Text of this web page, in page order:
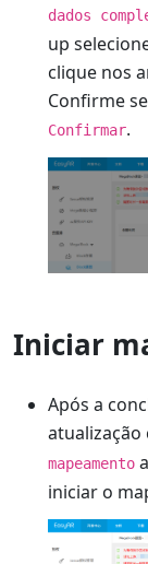
dados
up
clique nos
Confirme
Confirmar.
Iniciar
Após a
atualização
mapeamento
iniciar o